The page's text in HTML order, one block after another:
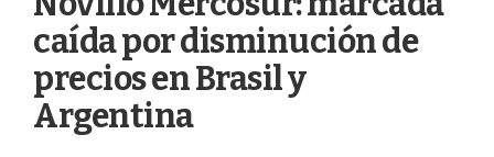
caída por disminución de
precios en Brasil y
Argentina